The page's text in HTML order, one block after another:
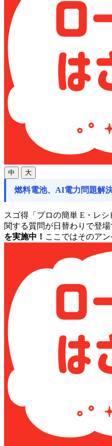
中 大
燃料電池、AI電力問題解
スゴ得「プロの簡単 E・レ
関する質問が日替わりで登場
を実施中！ ここではそのア